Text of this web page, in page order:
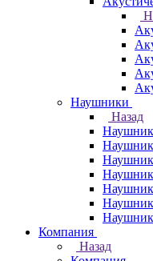
Наушники
Назад
Компания
Назад